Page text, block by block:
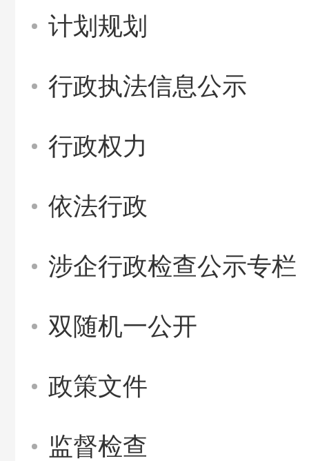
计划规划
行政执法信息公示
行政权力
依法行政
涉企行政检查公示专栏
双随机一公开
政策文件
监督检查